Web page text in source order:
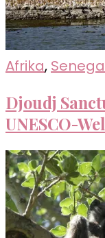
Afrika,
Djoudj
UNESCO-